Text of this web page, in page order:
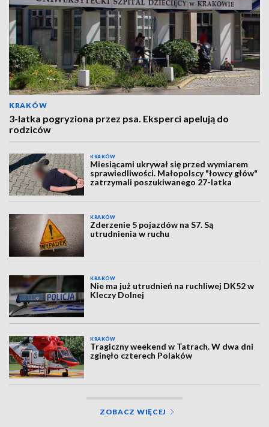
KRAKÓW
3-latka pogryziona przez psa. Eksperci apelują do
rodziców
KRAKÓW
Miesiącami ukrywał się przed wymiarem
sprawiedliwości. Małopolscy "łowcy głów"
zatrzymali poszukiwanego 27-latka
KRAKÓW
Zderzenie 5 pojazdów na S7. Są
utrudnienia w ruchu
KRAKÓW
Nie ma już utrudnień na ruchliwej DK52 w
Kleczy Dolnej
KRAKÓW
Tragiczny weekend w Tatrach. W dwa dni
zginęło czterech Polaków
ZOBACZ WIĘCEJ